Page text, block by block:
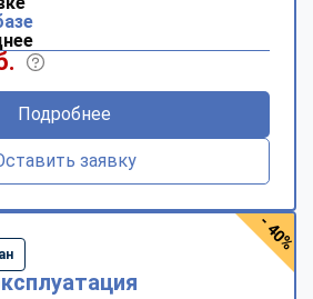
Подробнее
заявку
- 40%